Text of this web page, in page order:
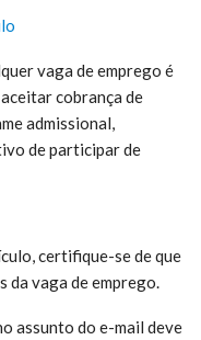
vaga de emprego é
cobrança de
admissional,
de participar de
certifique-se de que
da vaga de emprego.
assunto do e-mail deve